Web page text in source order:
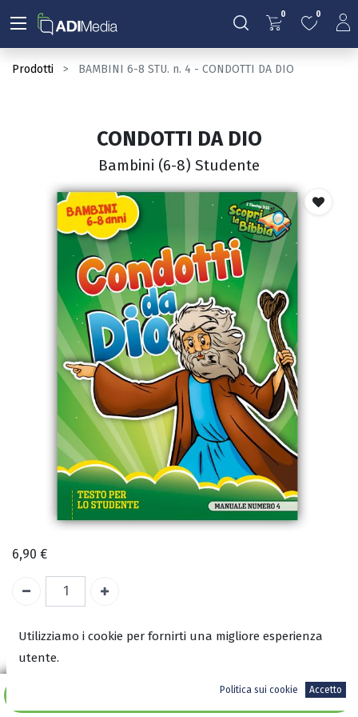
0 0
Prodotti BAMBINI 6-8 STU. n. 4 - CONDOTTI DA DIO
Aggiungi al carrello
CONDOTTI DA DIO
Bambini (6-8) Studente
6,90 €
A magazzino
Utilizziamo i cookie per fornirti una migliore esperienza
utente.
Politica sui cookie Accetto